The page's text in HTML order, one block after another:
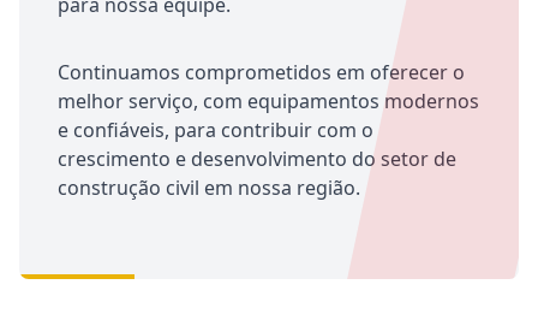
Continuamos comprometidos em oferecer o
melhor serviço, com equipamentos modernos
e confiáveis, para contribuir com o
crescimento e desenvolvimento do setor de
construção civil em nossa região.